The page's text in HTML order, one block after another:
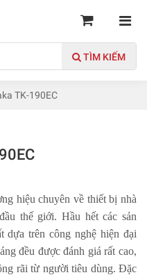
TÌM KIẾM
TK-190EC
hiệu chuyên về thiết bị nhà
thế giới. Hầu hết các sản
dựa trên công nghệ hiện đại
đều được đánh giá rất cao,
rãi từ người tiêu dùng. Đặc